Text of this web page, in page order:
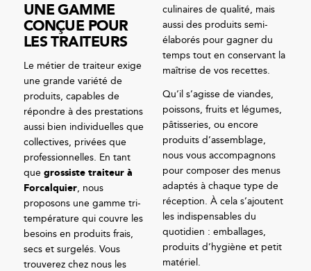
UNE GAMME
CONÇUE POUR
LES TRAITEURS
Le métier de traiteur exige
une grande variété de
produits, capables de
répondre à des prestations
aussi bien individuelles que
collectives, privées que
professionnelles. En tant
que grossiste traiteur à
Forcalquier, nous
proposons une gamme tri-
température qui couvre les
besoins en produits frais,
secs et surgelés. Vous
trouverez chez nous les
culinaires de qualité, mais
aussi des produits semi-
élaborés pour gagner du
temps tout en conservant la
maîtrise de vos recettes.
Qu’il s’agisse de viandes,
poissons, fruits et légumes,
pâtisseries, ou encore
produits d’assemblage,
nous vous accompagnons
pour composer des menus
adaptés à chaque type de
réception. À cela s’ajoutent
les indispensables du
quotidien : emballages,
produits d’hygiène et petit
matériel.